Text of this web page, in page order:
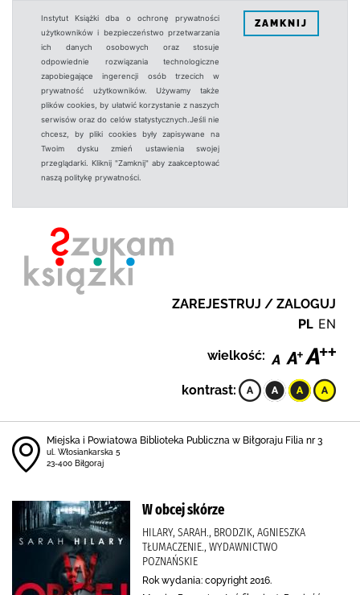
Instytut Książki dba o ochronę prywatności
użytkowników i bezpieczeństwo przetwarzania
ich danych osobowych oraz stosuje
odpowiednie rozwiązania technologiczne
zapobiegające ingerencji osób trzecich w
prywatność użytkowników. Używamy także
plików cookies, by ułatwić korzystanie z naszych
serwisów oraz do celów statystycznych.Jeśli nie
chcesz, by pliki cookies były zapisywane na
Twoim dysku zmień ustawienia swojej
przeglądarki. Kliknij "Zamknij" aby zaakceptować
naszą politykę prywatności.
ZAMKNIJ
ZAREJESTRUJ / ZALOGUJ
PL EN
wielkość:
kontrast:
Miejska i Powiatowa Biblioteka Publiczna w Biłgoraju Filia nr 3
ul. Włosiankarska 5
23-400 Biłgoraj
W obcej skórze
HILARY, SARAH., BRODZIK, AGNIESZKA
TŁUMACZENIE., WYDAWNICTWO
POZNAŃSKIE
Rok wydania: copyright 2016.